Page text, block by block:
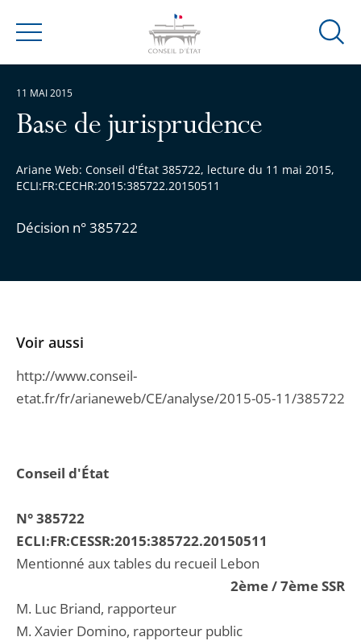
Menu
Ouvrir
Base de jurisprudence
Ariane Web: Conseil d'État 385722, lecture du 11 mai 2015,
ECLI:FR:CECHR:2015:385722.20150511
Décision n° 385722
11 MAI 2015
Conseil d'État
N° 385722
ECLI:FR:CESSR:2015:385722.20150511
Mentionné aux tables du recueil Lebon
2ème / 7ème SSR
M. Luc Briand, rapporteur
M. Xavier Domino, rapporteur public
Voir aussi
http://www.conseil-
etat.fr/fr/arianeweb/CE/analyse/2015-05-11/385722